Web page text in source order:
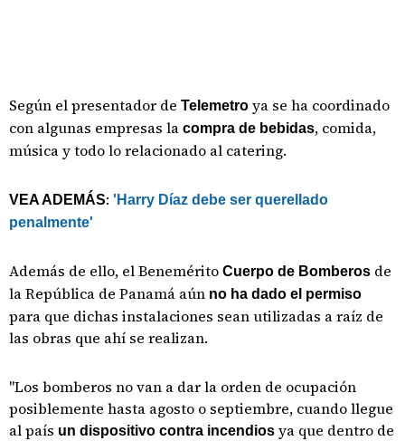
Según el presentador de Telemetro ya se ha coordinado
con algunas empresas la compra de bebidas, comida,
música y todo lo relacionado al catering.
VEA ADEMÁS: 'Harry Díaz debe ser querellado
penalmente'
Además de ello, el Benemérito Cuerpo de Bomberos de
la República de Panamá aún no ha dado el permiso
para que dichas instalaciones sean utilizadas a raíz de
las obras que ahí se realizan.
"Los bomberos no van a dar la orden de ocupación
posiblemente hasta agosto o septiembre, cuando llegue
al país un dispositivo contra incendios ya que dentro de